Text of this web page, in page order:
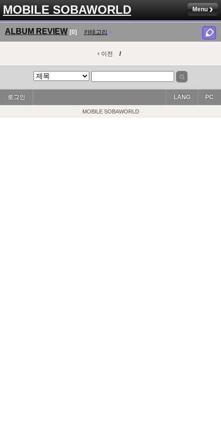
MOBILE SOBAWORLD Menu
ALBUM REVIEW [0] 카테고리
이전 /
로그인 PC
LANG
MOBILE SOBAWORLD